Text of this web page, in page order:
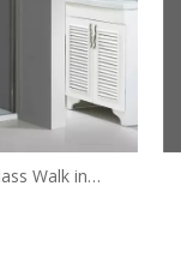
Walk in